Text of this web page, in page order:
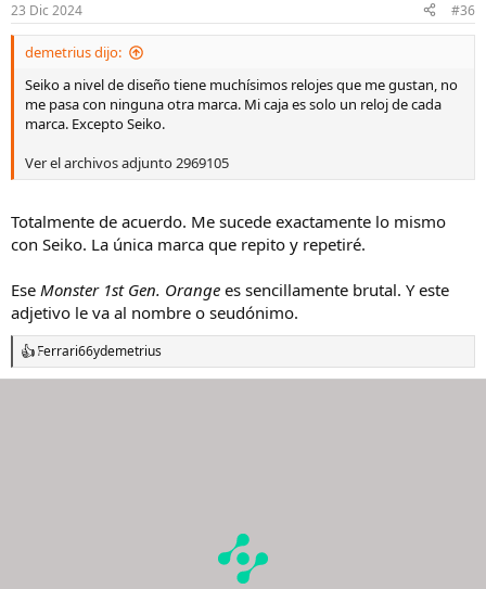
n
e
23 Dic 2024 #36
demetrius dijo:
Seiko a nivel de diseño tiene muchísimos relojes que me gustan, no
me pasa con ninguna otra marca. Mi caja es solo un reloj de cada
marca. Excepto Seiko.
Ver el archivos adjunto 2969105
Totalmente de acuerdo. Me sucede exactamente lo mismo
con Seiko. La única marca que repito y repetiré.
Ese Monster 1st Gen. Orange es sencillamente brutal. Y este
adjetivo le va al nombre o seudónimo.
R
e
Ferrari66ydemetrius